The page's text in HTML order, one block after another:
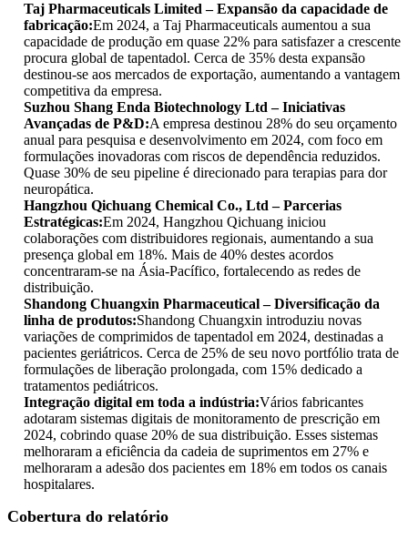
Taj Pharmaceuticals Limited – Expansão da capacidade de
fabricação:Em 2024, a Taj Pharmaceuticals aumentou a sua
capacidade de produção em quase 22% para satisfazer a crescente
procura global de tapentadol. Cerca de 35% desta expansão
destinou-se aos mercados de exportação, aumentando a vantagem
competitiva da empresa.
Suzhou Shang Enda Biotechnology Ltd – Iniciativas
Avançadas de P&D:A empresa destinou 28% do seu orçamento
anual para pesquisa e desenvolvimento em 2024, com foco em
formulações inovadoras com riscos de dependência reduzidos.
Quase 30% de seu pipeline é direcionado para terapias para dor
neuropática.
Hangzhou Qichuang Chemical Co., Ltd – Parcerias
Estratégicas:Em 2024, Hangzhou Qichuang iniciou
colaborações com distribuidores regionais, aumentando a sua
presença global em 18%. Mais de 40% destes acordos
concentraram-se na Ásia-Pacífico, fortalecendo as redes de
distribuição.
Shandong Chuangxin Pharmaceutical – Diversificação da
linha de produtos:Shandong Chuangxin introduziu novas
variações de comprimidos de tapentadol em 2024, destinadas a
pacientes geriátricos. Cerca de 25% de seu novo portfólio trata de
formulações de liberação prolongada, com 15% dedicado a
tratamentos pediátricos.
Integração digital em toda a indústria:Vários fabricantes
adotaram sistemas digitais de monitoramento de prescrição em
2024, cobrindo quase 20% de sua distribuição. Esses sistemas
melhoraram a eficiência da cadeia de suprimentos em 27% e
melhoraram a adesão dos pacientes em 18% em todos os canais
hospitalares.
Cobertura do relatório